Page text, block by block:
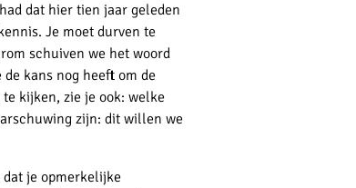
dat hier tien jaar geleden
Je moet durven te
schuiven we het woord
de kans nog heeft om de
te kijken, zie je ook: welke
zijn: dit willen we
je opmerkelijke